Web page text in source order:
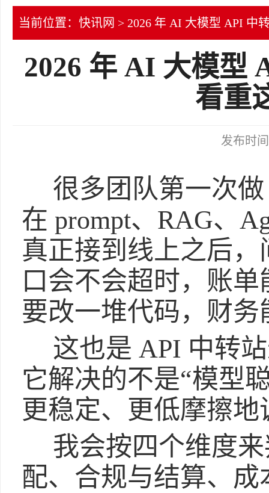
当前位置： 快讯网 > 2026 年 AI 大模型 API 中
2026 年 AI 大模型
看重
发布时
很多团队第一次
在 prompt、RAG、
真正接到线上之后
口会不会超时，账
要改一堆代码，财
这也是 API 中转
它解决的不是“模型
更稳定、更低摩擦
我会按四个维度
配、合规与结算、